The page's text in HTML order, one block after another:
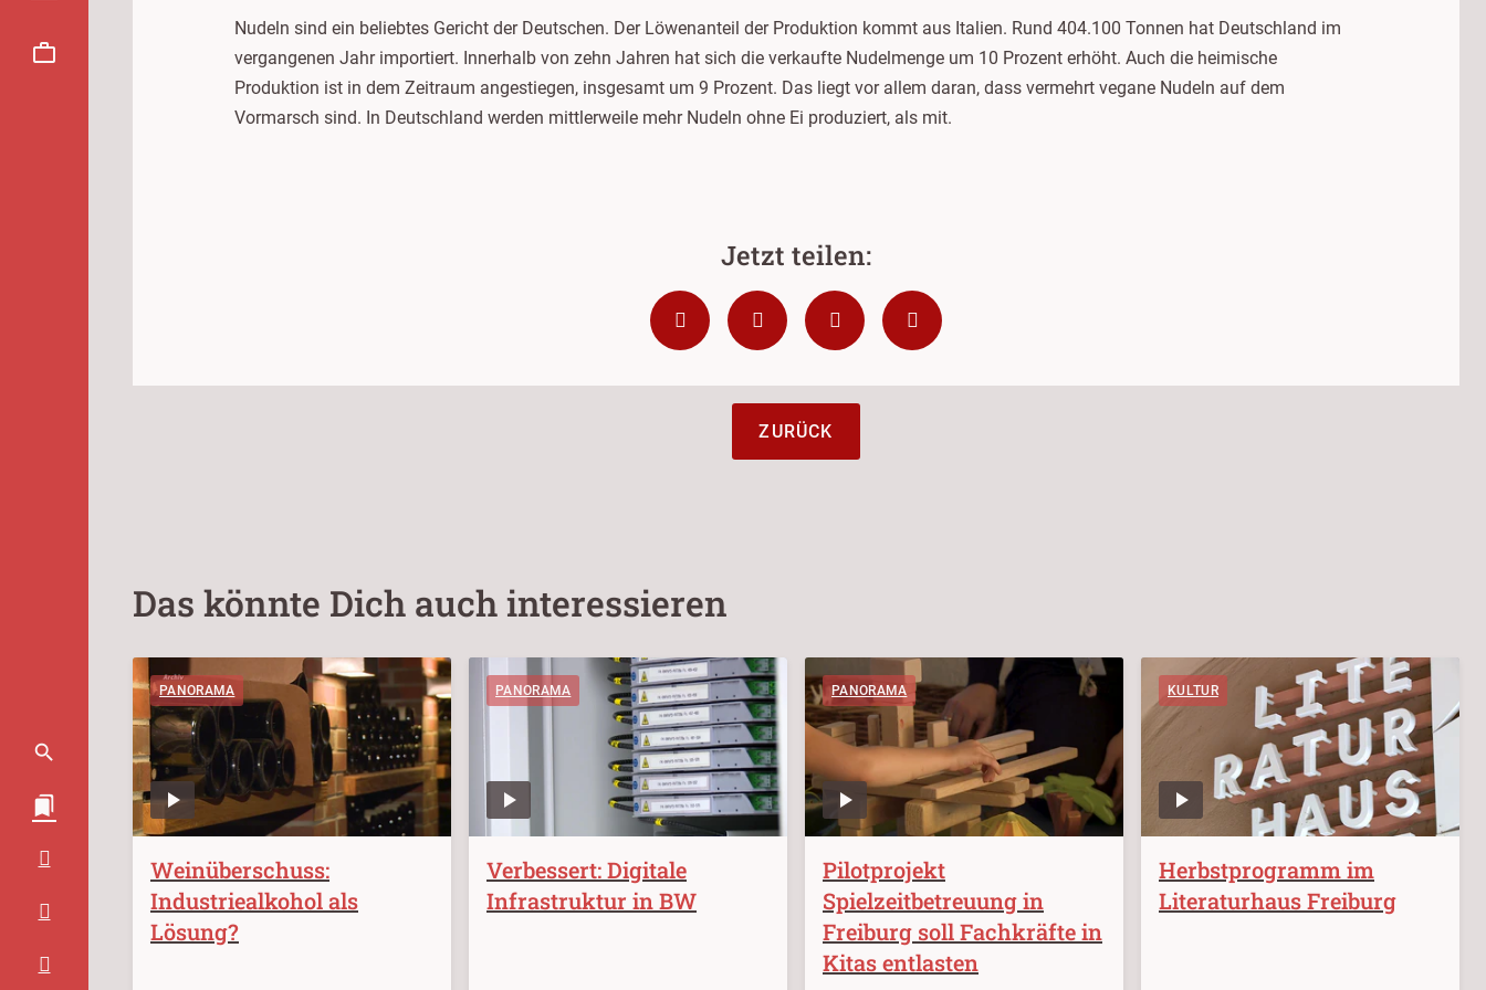
Nudeln sind ein beliebtes Gericht der Deutschen. Der Löwenanteil der Produktion kommt aus Italien. Rund 404.100 Tonnen hat Deutschland im
vergangenen Jahr importiert. Innerhalb von zehn Jahren hat sich die verkaufte Nudelmenge um 10 Prozent erhöht. Auch die heimische
Produktion ist in dem Zeitraum angestiegen, insgesamt um 9 Prozent. Das liegt vor allem daran, dass vermehrt vegane Nudeln auf dem
Vormarsch sind. In Deutschland werden mittlerweile mehr Nudeln ohne Ei produziert, als mit.
ZURÜCK
Das könnte Dich auch interessieren
PANORAMA
Weinüberschuss:
Industriealkohol als
Lösung?
PANORAMA
Verbessert: Digitale
Infrastruktur in BW
PANORAMA
Pilotprojekt
Spielzeitbetreuung in
Freiburg soll Fachkräfte in
Kitas entlasten
KULTUR
Herbstprogramm im
Literaturhaus Freiburg